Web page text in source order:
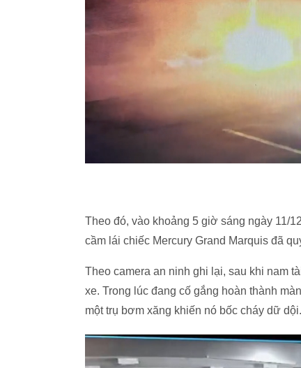
Theo đó, vào khoảng 5 giờ sáng ngày 11/
cầm lái chiếc Mercury Grand Marquis đã
Theo camera an ninh ghi lại, sau khi nam
xe. Trong lúc đang cố gắng hoàn thành
một trụ bơm xăng khiến nó bốc cháy dữ dội.